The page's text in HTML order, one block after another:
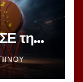
τη
12